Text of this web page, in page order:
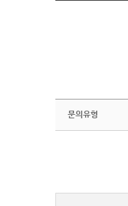
문의유형